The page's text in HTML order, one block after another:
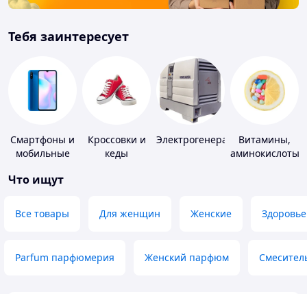
Тебя заинтересует
Смартфоны и
мобильные
Кроссовки и
кеды
ЭлектрогенераторыВитамины,
аминокислоты
Что ищут
Все товары Для женщин Женские Здоровье
Parfum парфюмерия Женский парфюм